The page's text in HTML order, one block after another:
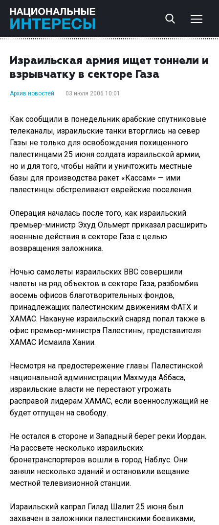
Израильская армия ищет тоннели и
взрывчатку в секторе Газа
Архив новостей 03 июля 2006 10:01
Как сообщили в понедельник арабские спутниковые
телеканалы, израильские танки вторглись на север
Газы не только для освобождения похищенного
палестинцами 25 июня солдата израильской армии,
но и для того, чтобы найти и уничтожить местные
базы для производства ракет «Кассам» — ими
палестинцы обстреливают еврейские поселения.
Операция началась после того, как израильский
премьер-министр Эхуд Ольмерт приказал расширить
военные действия в секторе Газа с целью
возвращения заложника.
Ночью самолеты израильских ВВС совершили
налеты на ряд объектов в секторе Газа, разбомбив
восемь офисов благотворительных фондов,
принадлежащих палестинским движениям ФАТХ и
ХАМАС. Накануне израильский снаряд попал также в
офис премьер-министра Палестины, представителя
ХАМАС Исмаила Хании.
Несмотря на предостережение главы Палестинской
национальной администрации Махмуда Аббаса,
израильские власти не перестают угрожать
расправой лидерам ХАМАС, если военнослужащий не
будет отпущен на свободу.
Не остался в стороне и Западный берег реки Иордан.
На рассвете несколько израильских
бронетранспортеров вошли в город Наблус. Они
заняли несколько зданий и остановили вещание
местной телевизионной станции.
Израильский капрал Гилад Шалит 25 июня был
захвачен в заложники палестинскими боевиками,